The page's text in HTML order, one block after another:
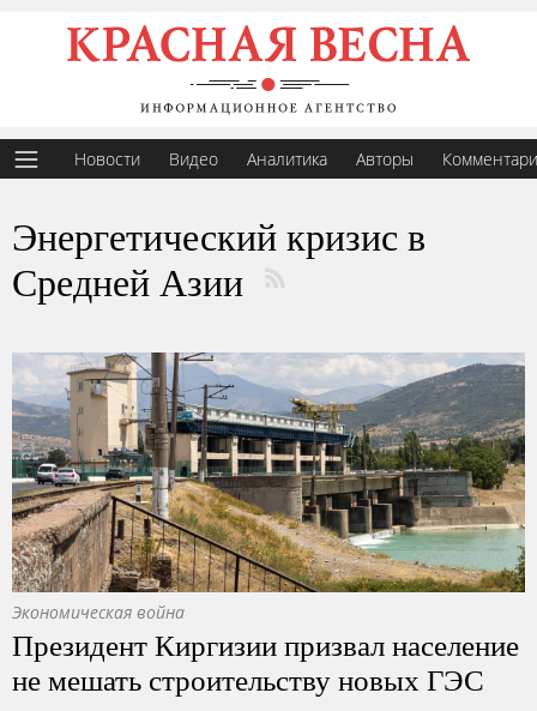
Новости Видео Аналитика Авторы
Энергетический кризис в
Средней Азии
Экономическая война
Президент Киргизии призвал население
не мешать строительству новых ГЭС